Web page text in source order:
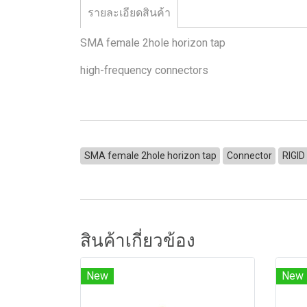
รายละเอียดสินค้า
SMA female 2hole horizon tap
high-frequency connectors
SMA female 2hole horizon tap Connector RIGID
สินค้าเกี่ยวข้อง
New New